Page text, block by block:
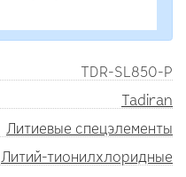
TDR-SL850-P
Tadiran
Литиевые спецэлементы
Литий-тионилхлоридные